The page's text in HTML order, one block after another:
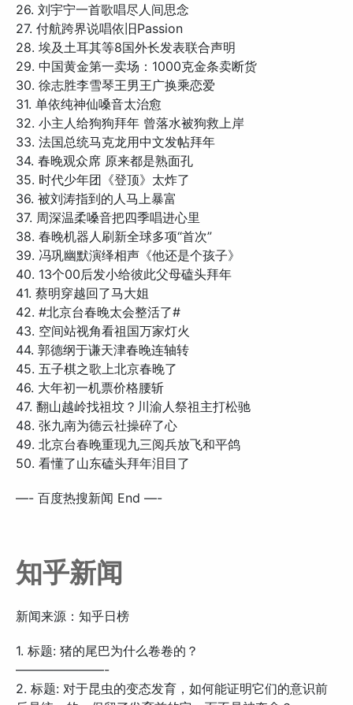
26. 刘宇宁一首歌唱尽人间思念
27. 付航跨界说唱依旧Passion
28. 埃及土耳其等8国外长发表联合声明
29. 中国黄金第一卖场：1000克金条卖断货
30. 徐志胜李雪琴王男王广换乘恋爱
31. 单依纯神仙嗓音太治愈
32. 小主人给狗狗拜年 曾落水被狗救上岸
33. 法国总统马克龙用中文发帖拜年
34. 春晚观众席 原来都是熟面孔
35. 时代少年团《登顶》太炸了
36. 被刘涛指到的人马上暴富
37. 周深温柔嗓音把四季唱进心里
38. 春晚机器人刷新全球多项“首次”
39. 冯巩幽默演绎相声《他还是个孩子》
40. 13个00后发小给彼此父母磕头拜年
41. 蔡明穿越回了马大姐
42. #北京台春晚太会整活了#
43. 空间站视角看祖国万家灯火
44. 郭德纲于谦天津春晚连轴转
45. 五子棋之歌上北京春晚了
46. 大年初一机票价格腰斩
47. 翻山越岭找祖坟？川渝人祭祖主打松驰
48. 张九南为德云社操碎了心
49. 北京台春晚重现九三阅兵放飞和平鸽
50. 看懂了山东磕头拜年泪目了
—- 百度热搜新闻 End —-
知乎新闻
新闻来源：知乎日榜
1. 标题: 猪的尾巴为什么卷卷的？
———————-
2. 标题: 对于昆虫的变态发育，如何能证明它们的意识前